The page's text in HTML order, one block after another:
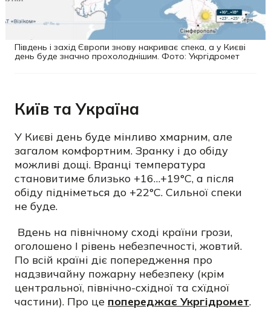
Південь і захід Європи знову накриває спека, а у Києві
день буде значно прохолоднішим. Фото: Укргідромет
Київ та Україна
У Києві день буде мінливо хмарним, але
загалом комфортним. Зранку і до обіду
можливі дощі. Вранці температура
становитиме близько +16…+19°C, а після
обіду підніметься до +22°C. Сильної спеки
не буде.
Вдень на північному сході країни грози,
оголошено I рівень небезпечності, жовтий.
По всій країні діє попередження про
надзвичайну пожарну небезпеку (крім
центральної, північно-східної та схїдної
частини). Про це попереджає Укргідромет.